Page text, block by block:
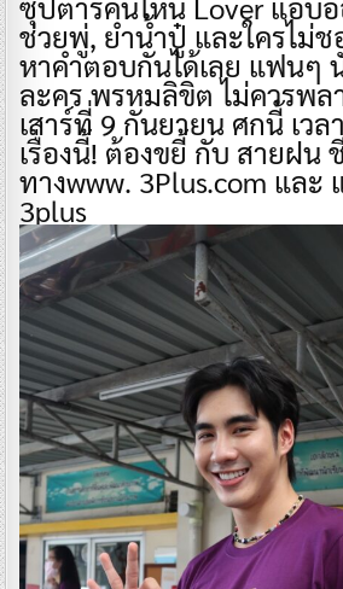
ช่วยพู่, ยำน้ำปู๋ และใครไม่
หาคำตอบกันได้เลย แฟนๆ
ละคร พรหมลิขิต ไม่ควรพ
เสาร์ที่ 9 กันยายน ศกนี้ เว
เรื่องนี้! ต้องขยี้ กับ สายฝน
ทางwww. 3Plus.com และ
3plus